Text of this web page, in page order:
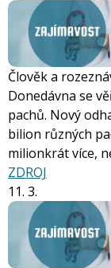
Člověk a
Donedávna se
pachů. Nový
bilion různých
milionkrát více,
ZDROJ
11. 3.